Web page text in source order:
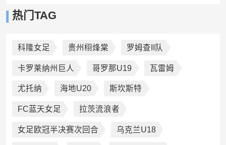
热门TAG
科隆女足 贵州栩烽棠 罗姆查II队
卡罗莱纳州巨人 哥罗那U19 瓦雷姆
尤托纳 海地U20 斯坎斯特
FC蓝天女足 拉茨流浪者
女足欧冠半决赛次回合 乌克兰U18